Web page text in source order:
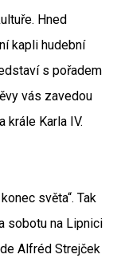
Hned
kapli hudební
s pořadem
vás zavedou
krále Karla IV.
světa“. Tak
sobotu na Lipnici
Alfréd Strejček